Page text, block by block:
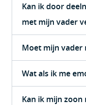
Kan ik door
met mijn vader
Moet mijn vader
Wat als ik me
Kan ik mijn zoon